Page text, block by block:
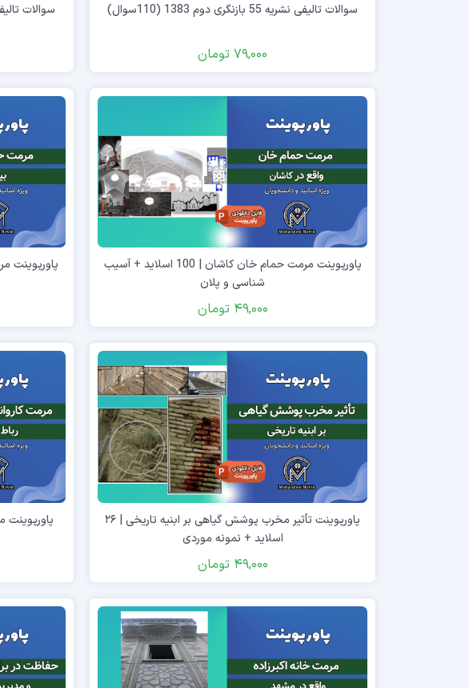
سوالات تالیفی نشریه 55 بازنگری دوم 1383 (110سوال)
79,000 تومان
پاورپوینت مرمت حمام خان کاشان | 100 اسلاید + آسیب
شناسی و پلان
49,000 تومان
پاورپوینت تأثیر مخرب پوشش گیاهی بر ابنیه تاریخی | ۲۶
اسلاید + نمونه موردی
49,000 تومان